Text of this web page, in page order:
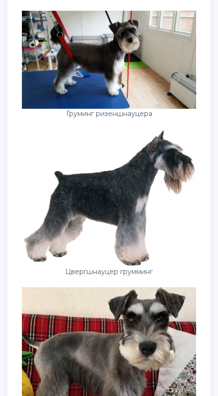
Груминг ризеншнауцера
Цвергшнауцер грумминг